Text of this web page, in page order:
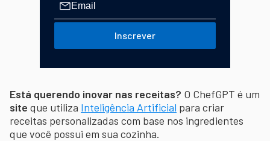
Inscrever
Está querendo inovar nas receitas? O ChefGPT é um
site que utiliza Inteligência Artificial para criar
receitas personalizadas com base nos ingredientes
que você possui em sua cozinha.